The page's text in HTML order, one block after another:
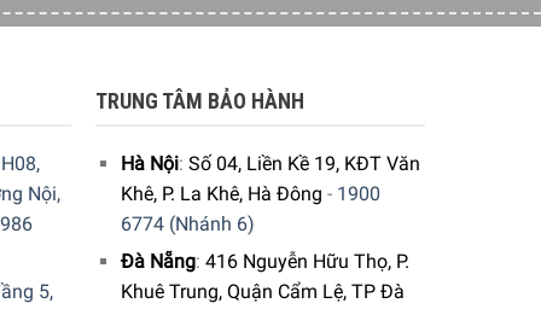
Nội,
5,
TRUNG TÂM BẢO HÀNH
Hà Nội: Số 04, Liền Kề 19, KĐT Văn
Khê, P. La Khê, Hà Đông - 1900
6774 (Nhánh 6)
Đà Nẵng: 416 Nguyễn Hữu Thọ, P.
Khuê Trung, Quận Cẩm Lệ, TP Đà